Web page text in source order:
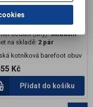
silver
číslo:
(měsíců):24
dodání (dny):skladem
na skladě: 2 pár
kotníková barefoot obuv
Kč
Přidat do košíku